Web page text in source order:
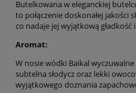
Butelkowana w eleganckiej
to połączenie doskonałej jakości
co nadaje jej wyjątkową gładkość
Aromat:
W nosie wódki Baikal
subtelna słodycz oraz lekki
wyjątkowego doznania